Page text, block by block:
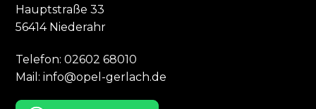
Hauptstraße 33
56414 Niederahr
Telefon:02602 68010
Mail: info@opel-gerlach.de